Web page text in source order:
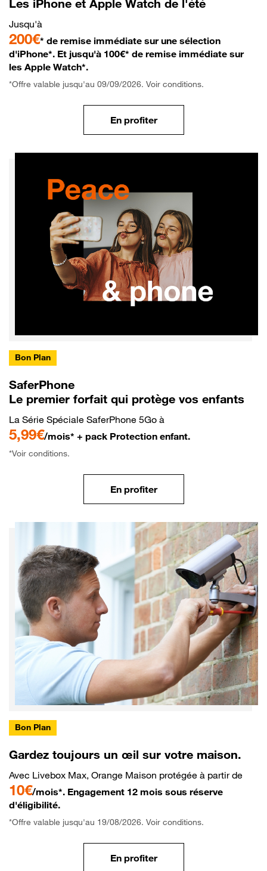
Les iPhone et Apple Watch de l'été
Jusqu'à
200€* de remise immédiate sur une sélection
d'iPhone*. Et jusqu'à 100€* de remise immédiate sur
les Apple Watch*.
*Offre valable jusqu'au 09/09/2026. Voir conditions.
En profiter
Bon Plan
SaferPhone
Le premier forfait qui protège vos enfants
La Série Spéciale SaferPhone 5Go à
5,99€/mois* + pack Protection enfant.
*Voir conditions.
En profiter
Bon Plan
Gardez toujours un œil sur votre maison.
Avec Livebox Max, Orange Maison protégée à partir de
10€/mois*. Engagement 12 mois sous réserve
d'éligibilité.
*Offre valable jusqu'au 19/08/2026. Voir conditions.
En profiter